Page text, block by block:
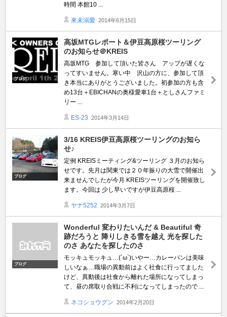
時間 本館10 ...
來未溺愛 2014年6月15日
ブログ
高坂MTGレポート＆伊豆高原桜ツーリング
のお知らせ＠KREIS
高坂MTG 参加して頂いた皆さん アップが遅くな
ってすいません。寒い中 沢山の方に、参加して頂
き本当にありがとうございました。初参加の方も含
め13台＋EBICHANの奥様愛車1台＋としさんファミ
リー ...
ES-23 2014年3月14日
ブログ
3/16 KREIS伊豆高原桜ツーリングのお知ら
せ♪
定例 KREISミーティング&ツーリング ３月のお知ら
せです。先月は関東では２０年振りの大雪で開催出
来ませんでしたが今月 KREISツーリングを開催致し
ます。今回は 少し早いですが伊豆高原桜 ...
ヤナ5252 2014年3月7日
ブログ
Wonderful 変わりたいんだ & Beautiful 奇
跡だろうと 降りしきる雪を越え 光を探した
のさ あなたを探したのさ
モッキュモッキュ…(´ω`)いやー…カレーパンは美味
しいなぁ…職場の異動前はよく社食に行ってました
けど、異動後は社食から離れた場所になってしまっ
て、昼の席取り合戦に不利になってしまったので ...
ネコショウグン 2014年2月20日